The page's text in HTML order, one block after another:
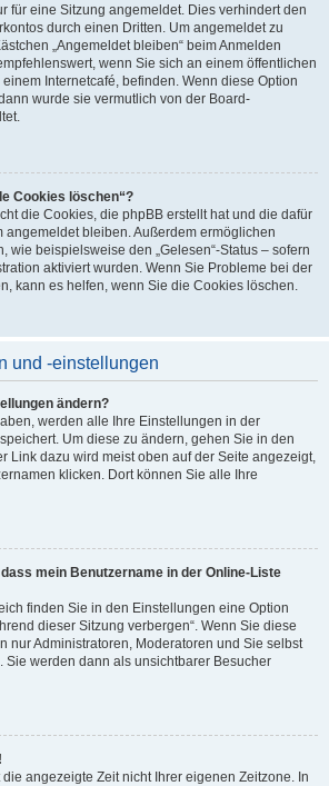
für eine Sitzung angemeldet. Dies verhindert den
durch einen Dritten. Um angemeldet zu
„Angemeldet bleiben“ beim Anmelden
wenn Sie sich an einem öffentlichen
Internetcafé, befinden. Wenn diese Option
wurde sie vermutlich von der Board-
Cookies löschen“?
die Cookies, die phpBB erstellt hat und die dafür
angemeldet bleiben. Außerdem ermöglichen
wie beispielsweise den „Gelesen“-Status – sofern
aktiviert wurden. Wenn Sie Probleme bei der
kann es helfen, wenn Sie die Cookies löschen.
und -einstellungen
ändern?
werden alle Ihre Einstellungen in der
Um diese zu ändern, gehen Sie in den
Link dazu wird meist oben auf der Seite angezeigt,
klicken. Dort können Sie alle Ihre
mein Benutzername in der Online-Liste
finden Sie in den Einstellungen eine Option
dieser Sitzung verbergen“. Wenn Sie diese
nur Administratoren, Moderatoren und Sie selbst
Sie werden dann als unsichtbarer Besucher
angezeigte Zeit nicht Ihrer eigenen Zeitzone. In